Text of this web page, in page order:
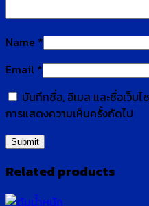
Name *
Email *
บันทึกชื่อ, อีเมล และชื่อเว็บ
การแสดงความเห็นครั้งถัดไป
Related products